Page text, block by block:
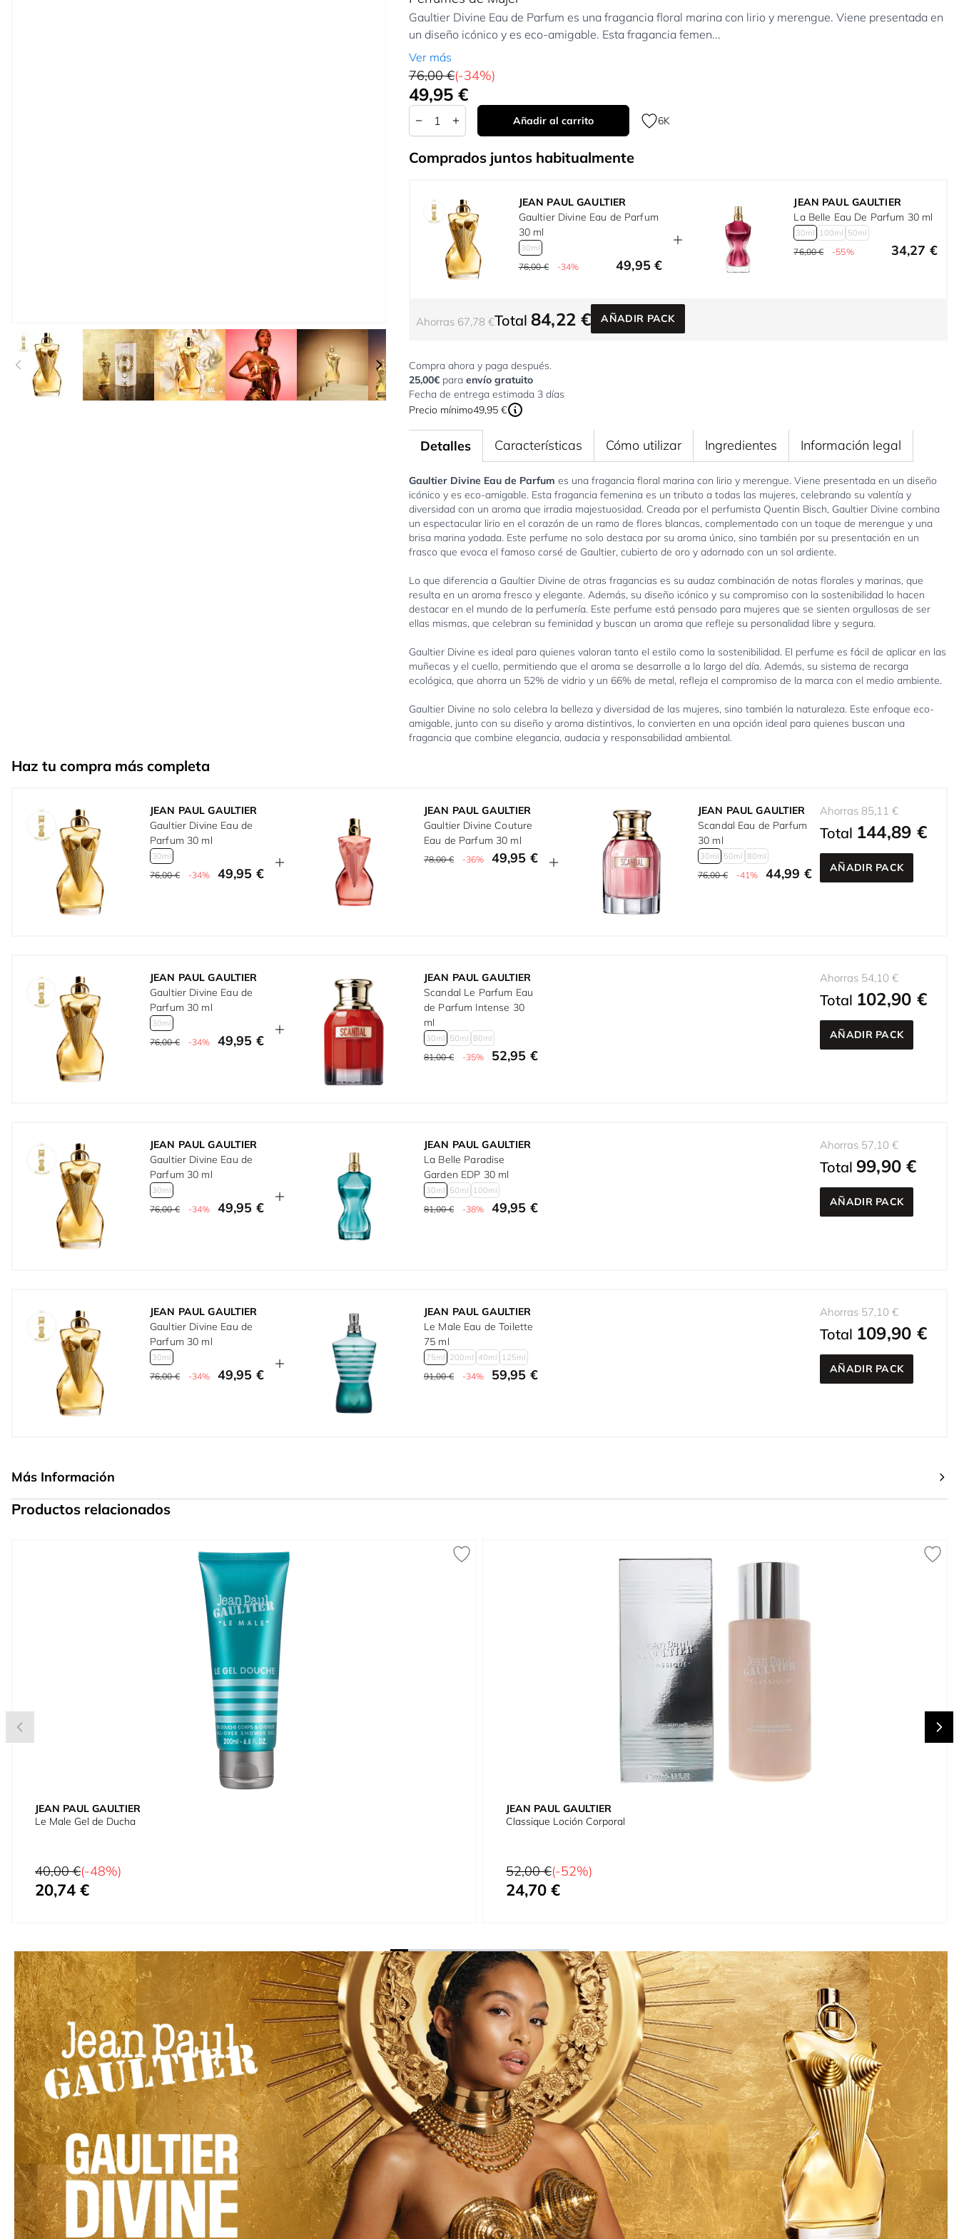
View larger imageView larger imageView larger imageView larger imageView larger image
Gaultier Divine Eau de Parfum es una fragancia floral marina con lirio y merengue. Viene presentada en
un diseño icónico y es eco-amigable. Esta fragancia femen...
Ver más
76,00 €(-34%)
Tan bajo como:
49,95 €
Cantidad
Añadir al carrito 6K
Comprados juntos habitualmente
JEAN PAUL GAULTIER
Gaultier Divine Eau de Parfum
30 ml
30ml
76,00 € -34% 49,95 €
JEAN PAUL GAULTIER
La Belle Eau De Parfum 30 ml
30ml 100ml 50ml
76,00 € -55% 34,27 €
Ahorras 67,78 €Total 84,22 € AÑADIR PACK
Compra ahora y paga después.
25,00€ para envío gratuito
Fecha de entrega estimada 3 días
Precio mínimo49,95 €
Detalles
Gaultier Divine Eau de Parfum es una fragancia floral marina con lirio y merengue. Viene presentada en un diseño
icónico y es eco-amigable. Esta fragancia femenina es un tributo a todas las mujeres, celebrando su valentía y
diversidad con un aroma que irradia majestuosidad. Creada por el perfumista Quentin Bisch, Gaultier Divine combina
un espectacular lirio en el corazón de un ramo de flores blancas, complementado con un toque de merengue y una
brisa marina yodada. Este perfume no solo destaca por su aroma único, sino también por su presentación en un
frasco que evoca el famoso corsé de Gaultier, cubierto de oro y adornado con un sol ardiente.
Lo que diferencia a Gaultier Divine de otras fragancias es su audaz combinación de notas florales y marinas, que
resulta en un aroma fresco y elegante. Además, su diseño icónico y su compromiso con la sostenibilidad lo hacen
destacar en el mundo de la perfumería. Este perfume está pensado para mujeres que se sienten orgullosas de ser
ellas mismas, que celebran su feminidad y buscan un aroma que refleje su personalidad libre y segura.
Gaultier Divine es ideal para quienes valoran tanto el estilo como la sostenibilidad. El perfume es fácil de aplicar en las
muñecas y el cuello, permitiendo que el aroma se desarrolle a lo largo del día. Además, su sistema de recarga
ecológica, que ahorra un 52% de vidrio y un 66% de metal, refleja el compromiso de la marca con el medio ambiente.
Gaultier Divine no solo celebra la belleza y diversidad de las mujeres, sino también la naturaleza. Este enfoque eco-
amigable, junto con su diseño y aroma distintivos, lo convierten en una opción ideal para quienes buscan una
fragancia que combine elegancia, audacia y responsabilidad ambiental.
Características Cómo utilizar Ingredientes Información legal
Haz tu compra más completa
JEAN PAUL GAULTIER
Gaultier Divine Eau de
Parfum 30 ml
30ml
76,00 € -34% 49,95 €
JEAN PAUL GAULTIER
Gaultier Divine Couture
Eau de Parfum 30 ml
78,00 € -36% 49,95 €
JEAN PAUL GAULTIER
Scandal Eau de Parfum
30 ml
30ml 50ml 80ml
76,00 € -41% 44,99 €
Ahorras 85,11 €
Total 144,89 €
AÑADIR PACK
JEAN PAUL GAULTIER
Gaultier Divine Eau de
Parfum 30 ml
30ml
76,00 € -34% 49,95 €
JEAN PAUL GAULTIER
Scandal Le Parfum Eau
de Parfum Intense 30
ml
30ml 50ml 80ml
81,00 € -35% 52,95 €
Ahorras 54,10 €
Total 102,90 €
AÑADIR PACK
JEAN PAUL GAULTIER
Gaultier Divine Eau de
Parfum 30 ml
30ml
76,00 € -34% 49,95 €
JEAN PAUL GAULTIER
La Belle Paradise
Garden EDP 30 ml
30ml 50ml 100ml
81,00 € -38% 49,95 €
Ahorras 57,10 €
Total 99,90 €
AÑADIR PACK
JEAN PAUL GAULTIER
Gaultier Divine Eau de
Parfum 30 ml
30ml
76,00 € -34% 49,95 €
JEAN PAUL GAULTIER
Le Male Eau de Toilette
75 ml
75ml 200ml 40ml 125ml
91,00 € -34% 59,95 €
Ahorras 57,10 €
Total 109,90 €
AÑADIR PACK
Más Información
Productos relacionados
JEAN PAUL GAULTIER
Le Male Gel de Ducha
Precio habitual
40,00 €(-48%)
Precio especial
20,74 €
JEAN PAUL GAULTIER
Classique Loción Corporal
Precio habitual
52,00 €(-52%)
Precio especial
24,70 €